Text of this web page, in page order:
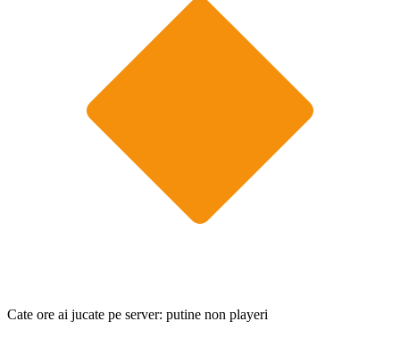
Cate ore ai jucate pe server: putine non playeri